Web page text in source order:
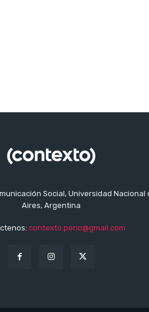
Social, Universidad Nacional
Aires, Argentina
contexto.perio@gmail.com